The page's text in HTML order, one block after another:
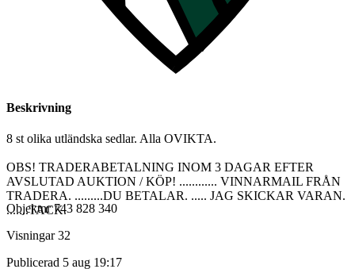
Beskrivning
8 st olika utländska sedlar. Alla OVIKTA.
OBS! TRADERABETALNING INOM 3 DAGAR EFTER
AVSLUTAD AUKTION / KÖP! ............ VINNARMAIL FRÅN
TRADERA. .........DU BETALAR. ..... JAG SKICKAR VARAN.
.......TACK.
Objektnr 743 828 340
Visningar 32
Publicerad 5 aug 19:17